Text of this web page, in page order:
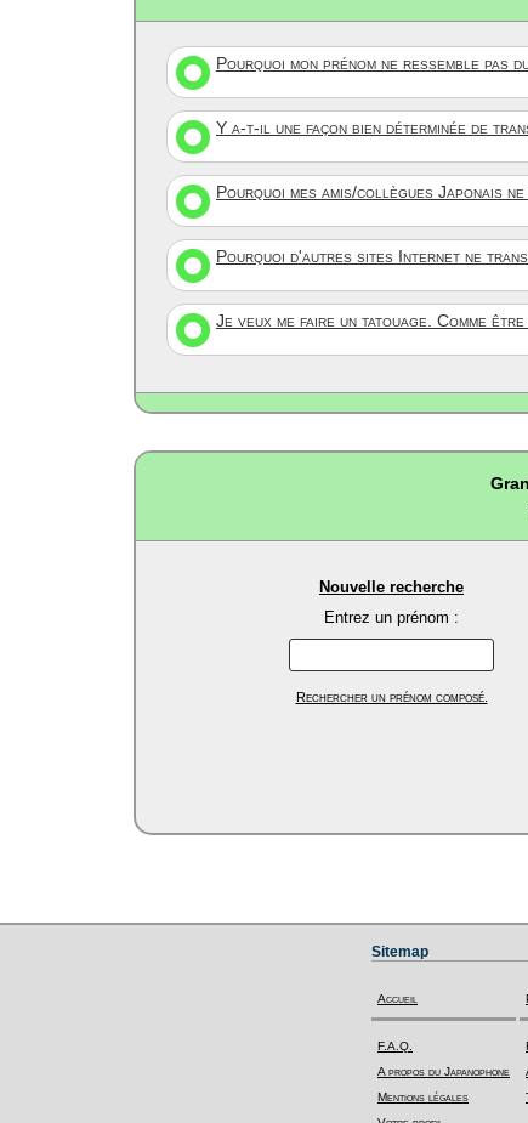
Pourquoi mon prénom ne ressemble
Y a-t-il une façon bien déterminée de
Pourquoi mes amis/collègues Japonais
Pourquoi d'autres sites Internet ne
Je veux me faire un tatouage. Comme
Nouvelle recherche
Entrez un prénom :
Rechercher un prénom composé.
Sitemap
Accueil
F.A.Q.
A propos du Japanophone
Mentions légales